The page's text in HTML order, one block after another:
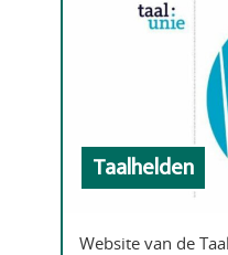
Taalhelden
Website van de